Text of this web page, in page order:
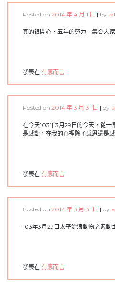
Posted on 2014 年 4 月 1 日 | by
真的很開心，五年的努力，集合大
發表在 有感而言
Posted on 2014 年 3 月 31 日 | by
在今天103年3月29日的今天，從一
是感動，在我的心裡除了感恩還是
發表在 有感而言
Posted on 2014 年 3 月 31 日 | by
103年3月29日太平流浪動物之家動
發表在 有感而言